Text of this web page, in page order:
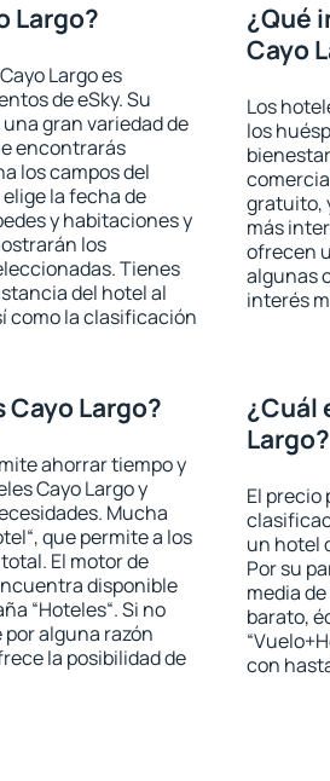
Largo?
Largo es
de eSky. Su
gran variedad de
encontrarás
los campos del
la fecha de
y habitaciones y
los
Tienes
del hotel al
como la clasificación
¿Qué
Cayo
Los
los
gratuito,
más
ofrecen
algunas
interés
Largo?
ahorrar tiempo y
Cayo Largo y
Mucha
que permite a los
El motor de
disponible
“Hoteles“. Si no
por alguna razón
la posibilidad de
¿Cuál
Largo?
El precio
un hotel
Por su
media
barato,
con